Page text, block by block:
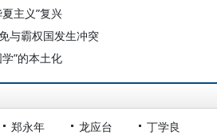
主义”复兴
与霸权国发生冲突
”的本土化
郑永年 龙应台
丁学良